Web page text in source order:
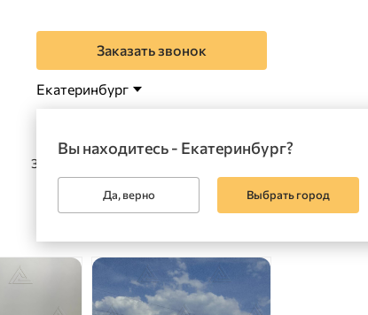
Заказать звонок
Екатеринбург
Вы находитесь - Екатеринбург?
Да, верно Выбрать город
ЗАКАЗАТЬ